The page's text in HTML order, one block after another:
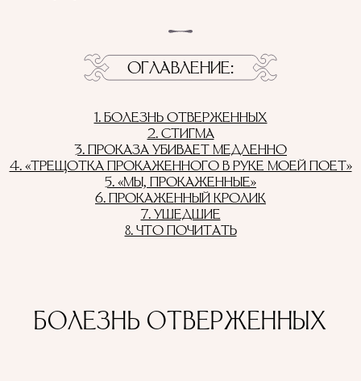
ОГЛАВЛЕНИЕ
1. БОЛЕЗНЬ ОТВЕРЖЕННЫХ
2. СТИГМА
3. ПРОКАЗА УБИВАЕТ МЕДЛЕННО
4. «ТРЕЩОТКА ПРОКАЖЕННОГО В РУКЕ МОЕЙ ПОЕТ»
5. «МЫ, ПРОКАЖЕННЫЕ»
6. ПРОКАЖЕННЫЙ КРОЛИК
7. УШЕДШИЕ
8. ЧТО ПОЧИТАТЬ
БОЛЕЗНЬ ОТВЕРЖЕННЫХ